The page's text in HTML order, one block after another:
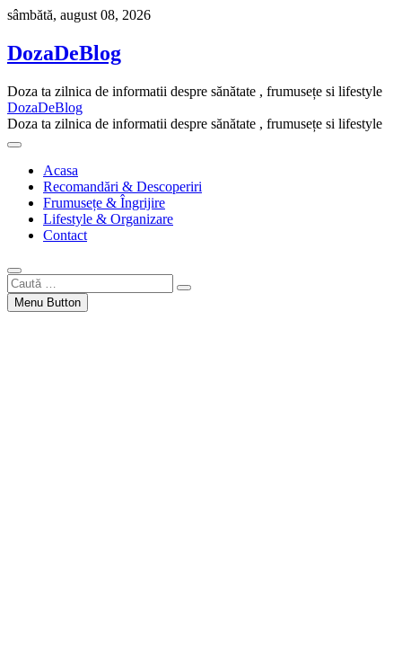
Skip
content
sâmbătă, august 08, 2026
DozaDeBlog
Doza ta zilnica de informatii despre sănătate , frumusețe si lifestyle
DozaDeBlog
Doza ta zilnica de informatii despre sănătate , frumusețe si lifestyle
Acasa
Recomandări & Descoperiri
Frumusețe & Îngrijire
Lifestyle & Organizare
Contact
Caută
…Menu Button